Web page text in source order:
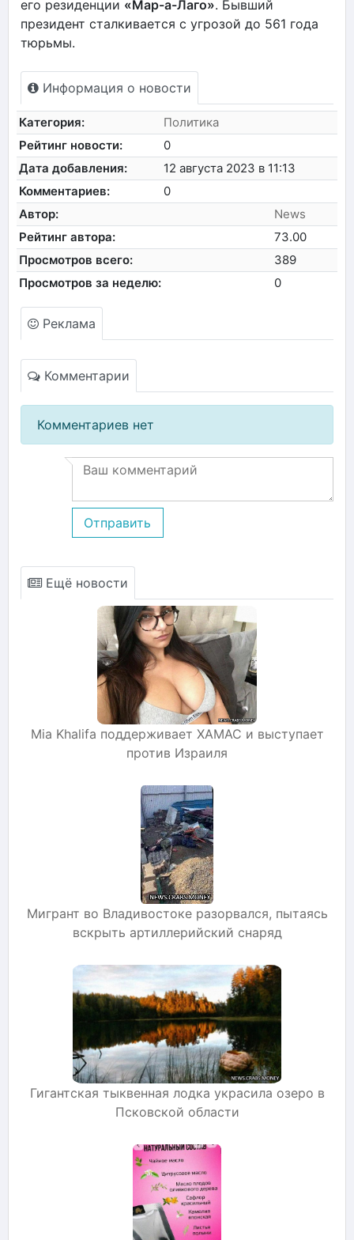
его резиденции «Мар-а-Лаго». Бывший
президент сталкивается с угрозой до 561 года
тюрьмы.
Информация о новости
Категория:
Политика
Рейтинг новости:
0
Дата добавления:
12 августа 2023 в 11:13
Комментариев:
0
Автор:
News
Рейтинг автора:
73.00
Просмотров всего:
389
Просмотров за неделю:
0
Реклама
Комментарии
Комментариев нет
Отправить
Ещё новости
Mia Khalifa поддерживает ХАМАС и выступает
против Израиля
Мигрант во Владивостоке разорвался, пытаясь
вскрыть артиллерийский снаряд
Гигантская тыквенная лодка украсила озеро в
Псковской области